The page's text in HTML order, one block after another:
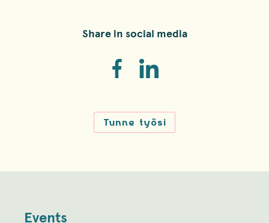
Share in social media
Tunne työsi
Events